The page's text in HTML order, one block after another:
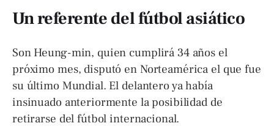
Un referente del fútbol asiático
Son Heung-min, quien cumplirá 34 años el
próximo mes, disputó en Norteamérica el que fue
su último Mundial. El delantero ya había
insinuado anteriormente la posibilidad de
retirarse del fútbol internacional.